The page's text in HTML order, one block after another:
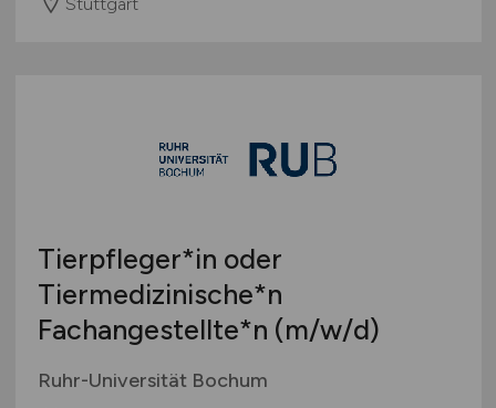
Tierpfleger*in oder
Tiermedizinische*n
Fachangestellte*n (m/w/d)
Ruhr-Universität Bochum